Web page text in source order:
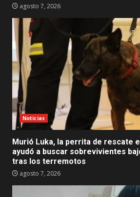
agosto 7, 2026
Noticias
Murió Luka, la perrita de rescate
ayudó a buscar sobrevivientes
tras los terremotos
agosto 7, 2026